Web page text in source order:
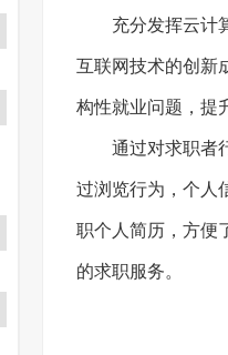
充分发挥云计
互联网技术的创新
构性就业问题，提
通过对求职者
过浏览行为，个人
职个人简历，方便
的求职服务。